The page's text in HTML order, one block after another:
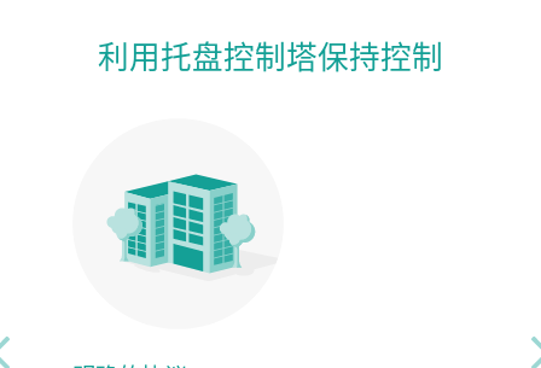
利用托盘控制塔保持控制